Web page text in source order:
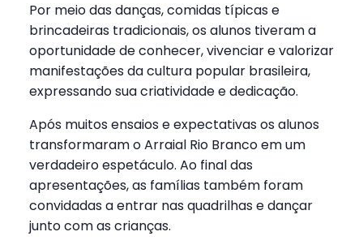
Por meio das danças, comidas típicas e
brincadeiras tradicionais, os alunos tiveram a
oportunidade de conhecer, vivenciar e valorizar
manifestações da cultura popular brasileira,
expressando sua criatividade e dedicação.
Após muitos ensaios e expectativas os alunos
transformaram o Arraial Rio Branco em um
verdadeiro espetáculo. Ao final das
apresentações, as famílias também foram
convidadas a entrar nas quadrilhas e dançar
junto com as crianças.